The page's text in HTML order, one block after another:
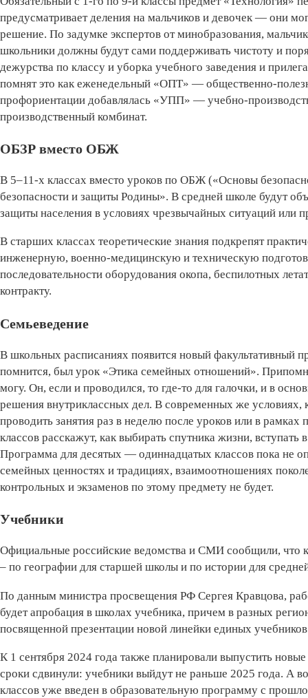
предусматривает деления на мальчиков и девочек — они
решение. По задумке экспертов от минобразования,
школьники должны будут сами поддерживать чистоту и
дежурства по классу и уборка учебного заведения и
помнят это как еженедельный «ОПТ» — общественно-
профориентации добавлялась «УПП» — учебно-
производственный комбинат.
ОБЗР вместо ОБЖ
В 5–11-х классах вместо уроков по ОБЖ («Основы
безопасности и защиты Родины». В средней школе будут
защиты населения в условиях чрезвычайных ситуаций или
В старших классах теоретические знания подкрепят
инженерную, военно-медицинскую и техническую
последовательности оборудования окопа, беспилотных
контракту.
Семьеведение
В школьных расписаниях появится новый факультативный
помнится, был урок «Этика семейных отношений».
могу. Он, если и проводился, то где-то для галочки, и в
решения внутриклассных дел. В современных же условиях,
проводить занятия раз в неделю после уроков или в
классов расскажут, как выбирать спутника жизни,
Программа для десятых — одиннадцатых классов пока не
семейных ценностях и традициях, взаимоотношениях
контрольных и экзаменов по этому предмету не будет.
Учебники
Официальные российские ведомства и СМИ сообщили, что
– по географии для старшей школы и по истории для
По данным министра просвещения РФ Сергея Кравцова,
будет ­апробация в школах учебника, причем в разных
посвященной презентации новой линейки единых
К 1 сентября 2024 года также планировали выпустить
сроки сдвинули: учебники выйдут не раньше 2025 года. А
классов уже введен в образовательную программу с